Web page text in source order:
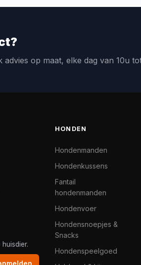
op maat, elke dag van 10u
HONDEN
Hondenmanden
Hondenkussens
Fantail
hondenmanden
Hondenvoer
Hondensnoepjes &
Snacks
Hondenspeelgoed